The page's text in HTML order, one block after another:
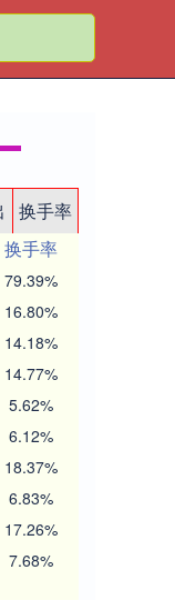
换手率
换手率
79.39%
16.80%
14.18%
14.77%
5.62%
6.12%
18.37%
6.83%
17.26%
7.68%